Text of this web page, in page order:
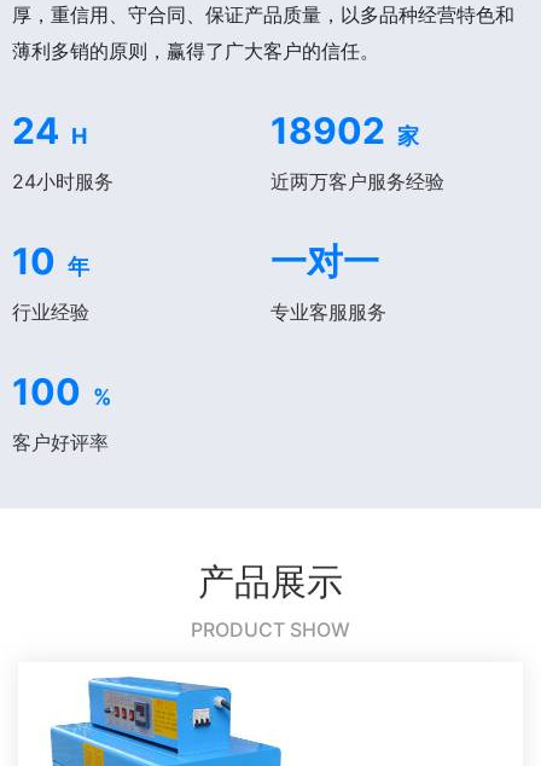
厚，重信用、守合同、保证产品质量，以多品种经营特色和
薄利多销的原则，赢得了广大客户的信任。
24 H
24小时服务
18902 家
近两万客户服务经验
10 年
行业经验
一对一
专业客服服务
100 %
客户好评率
产品展示
PRODUCT SHOW